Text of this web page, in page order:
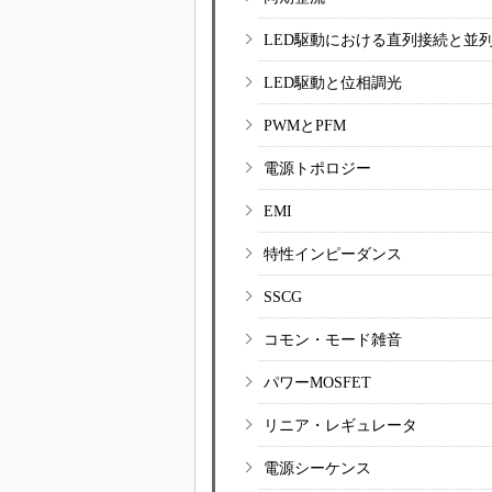
LED駆動における直列接続と並
LED駆動と位相調光
PWMとPFM
電源トポロジー
EMI
特性インピーダンス
SSCG
コモン・モード雑音
パワーMOSFET
リニア・レギュレータ
電源シーケンス